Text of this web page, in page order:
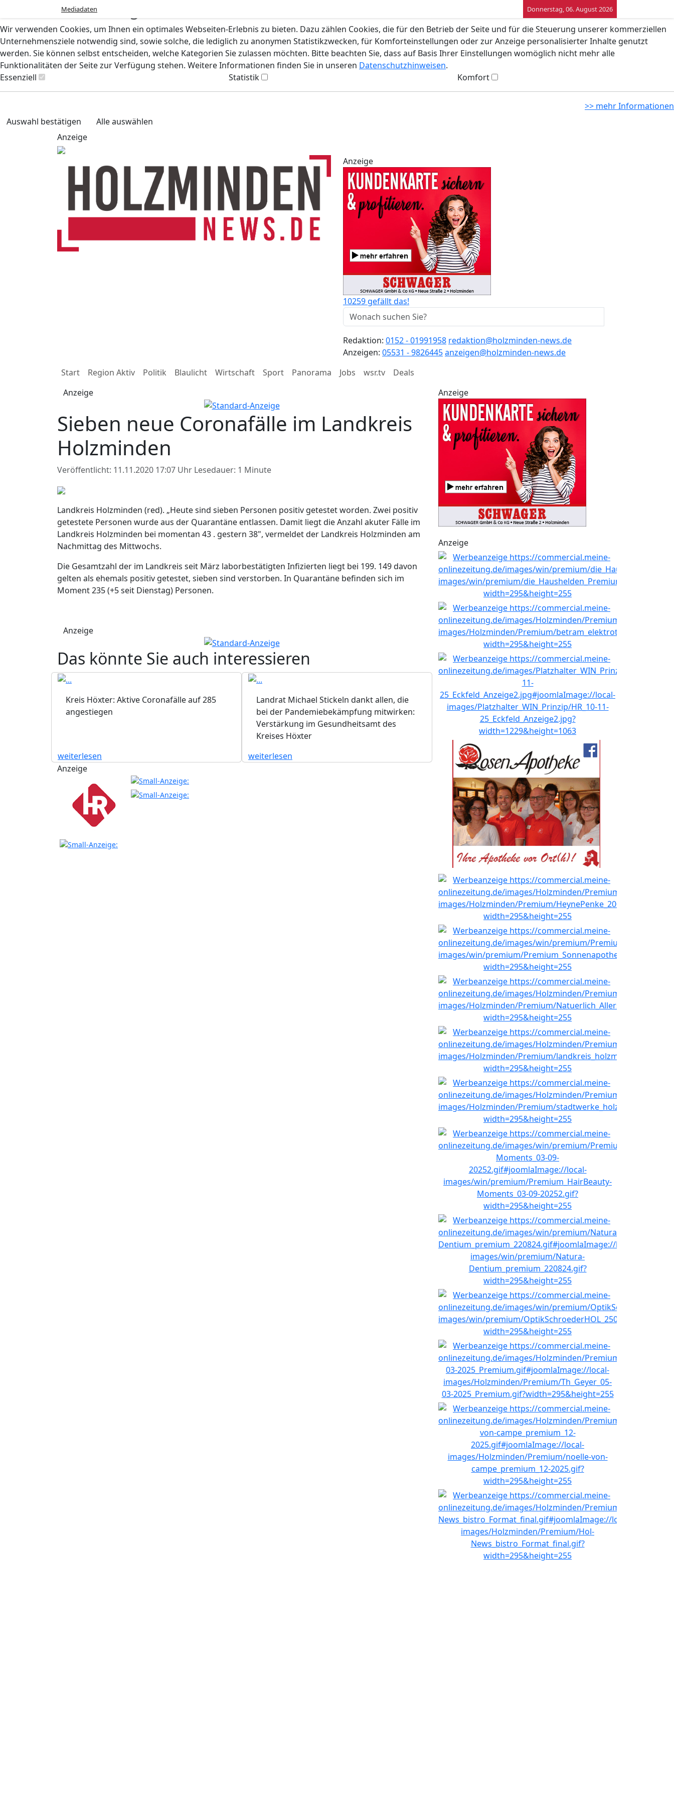
Cookie-Einstellungen
Wir verwenden Cookies, um Ihnen ein optimales Webseiten-Erlebnis zu bieten. Dazu zählen Cookies, die für den Betrieb der Seite und für die Steuerung unserer kommerziellen
Unternehmensziele notwendig sind, sowie solche, die lediglich zu anonymen Statistikzwecken, für Komforteinstellungen oder zur Anzeige personalisierter Inhalte genutzt
werden. Sie können selbst entscheiden, welche Kategorien Sie zulassen möchten. Bitte beachten Sie, dass auf Basis Ihrer Einstellungen womöglich nicht mehr alle
Funktionalitäten der Seite zur Verfügung stehen. Weitere Informationen finden Sie in unseren Datenschutzhinweisen.
Essenziell
Statistik Komfort
>> mehr Informationen
Auswahl bestätigen
Alle auswählen
Donnerstag, 06. August 2026
Mediadaten
Anzeige
Anzeige
10259 gefällt das!
Redaktion: 0152 - 01991958 redaktion@holzminden-news.de
Anzeigen: 05531 - 9826445anzeigen@holzminden-news.de
Start
Region Aktiv Politik Blaulicht Wirtschaft Sport Panorama Jobs wsr.tv
Deals
Anzeige
Sieben neue Coronafälle im Landkreis
Holzminden
Veröffentlicht: 11.11.2020 17:07 Uhr Lesedauer: 1 Minute
Landkreis Holzminden (red). „Heute sind sieben Personen positiv getestet worden. Zwei positiv
getestete Personen wurde aus der Quarantäne entlassen. Damit liegt die Anzahl akuter Fälle im
Landkreis Holzminden bei momentan 43 . gestern 38", vermeldet der Landkreis Holzminden am
Nachmittag des Mittwochs.
Die Gesamtzahl der im Landkreis seit März laborbestätigten Infizierten liegt bei 199. 149 davon
gelten als ehemals positiv getestet, sieben sind verstorben. In Quarantäne befinden sich im
Moment 235 (+5 seit Dienstag) Personen.
Anzeige
Das könnte Sie auch interessieren
Kreis Höxter: Aktive Coronafälle auf 285
angestiegen
weiterlesen
Landrat Michael Stickeln dankt allen, die
bei der Pandemiebekämpfung mitwirken:
Verstärkung im Gesundheitsamt des
Kreises Höxter
weiterlesen
Anzeige
Anzeige
Anzeige